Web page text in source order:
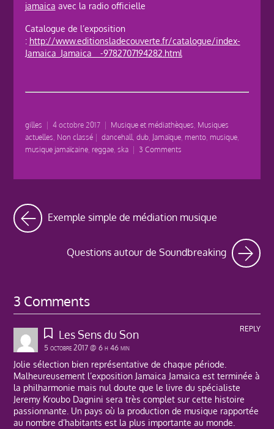
jamaica avec la radio officielle
Catalogue de l’exposition
: http://www.editionsladecouverte.fr/catalogue/index-
Jamaica_Jamaica__-9782707194282.html
gilles 4 octobre 2017 Musique et médiathèques, Musiques
actuelles, Non classé dancehall, dub, Jamaïque, mento, musique,
musique jamaïcaine, reggae, ska 3 Comments
Exemple simple de médiation musique
Questions autour de Soundbreaking
3 Comments
Les Sens du Son
5 octobre 2017 @ 6 h 46 min
Jolie sélection bien représentative de chaque période.
Malheureusement l’exposition Jamaica Jamaica est terminée à
la philharmonie mais nul doute que le livre du spécialiste
Jeremy Kroubo Dagnini sera très complet sur cette histoire
passionnante. Un pays où la production de musique rapportée
au nombre d’habitants est la plus importante au monde.
REPLY